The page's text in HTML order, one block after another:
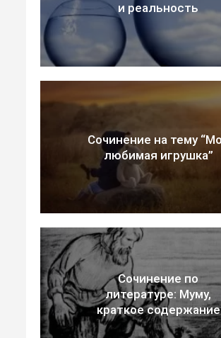
и реальность
Сочинение на тему
любимая игрушка”
Сочинение по
литературе: Муму,
краткое содержание